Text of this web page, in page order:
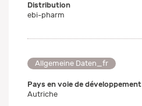
Distribution
ebi-pharm
Allgemeine Daten_fr
Pays en voie de développement
Autriche